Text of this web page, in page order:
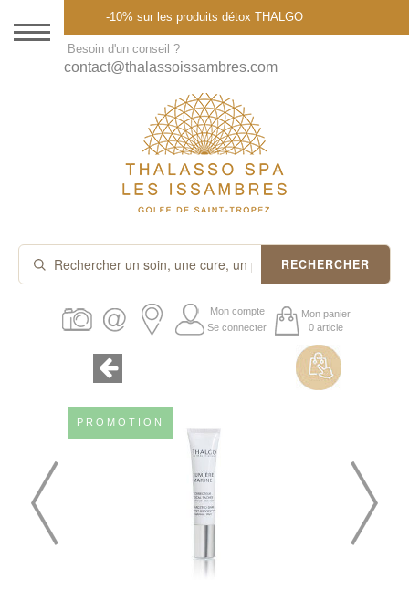
DESTINATION
THALASSO SPA
CURES ET FORFAITS
SOINS À LA CARTE
ABONNEMENTS
PROMOS
-10% sur les produits détox THALGO
Besoin d'un conseil ?
contact@thalassoissambres.com
RECHERCHER
Mon compte
Se connecter
Mon panier
0 article
PROMOTION